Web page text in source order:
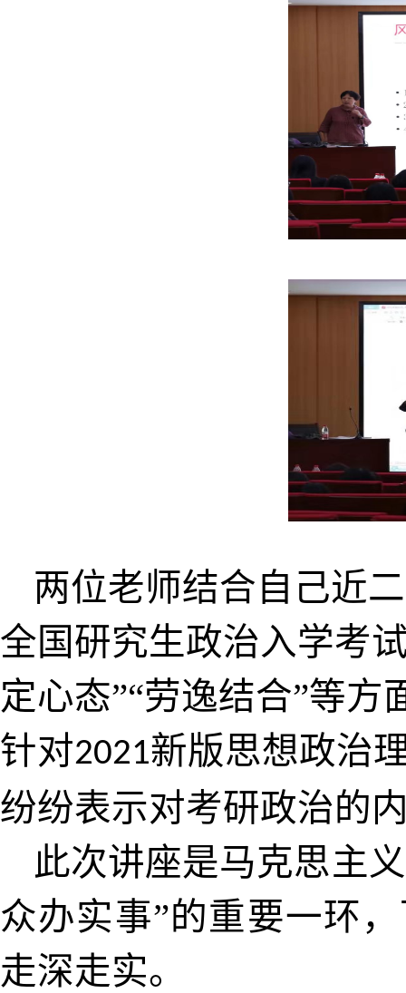
两位老师结合自己近
全国研究生政治入学考
定心态”“劳逸结合”等
针对2021新版思想政治
纷纷表示对考研政治的
此次讲座是马克思主
众办实事”的重要一环
走深走实。